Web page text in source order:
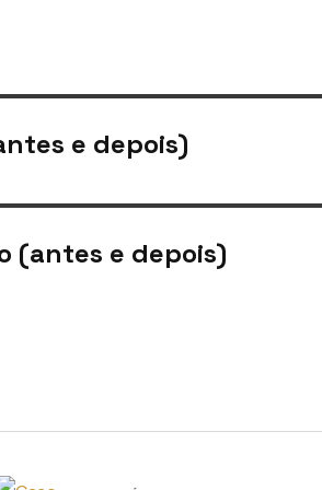
e depois)
(antes e depois)